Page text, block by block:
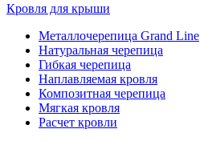
Кровля для крыши
Металлочерепица Grand Line
Натуральная черепица
Гибкая черепица
Наплавляемая кровля
Композитная черепица
Мягкая кровля
Расчет кровли